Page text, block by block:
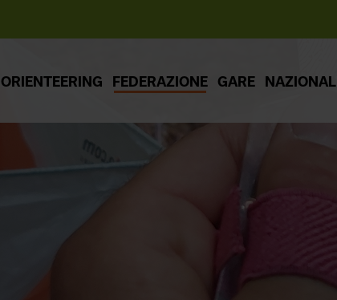
ORIENTEERING FEDERAZIONE GARE NAZIONALI